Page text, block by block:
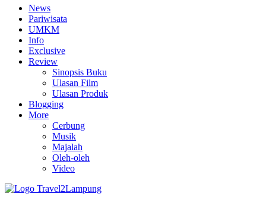
News
Pariwisata
UMKM
Info
Exclusive
Review
Sinopsis Buku
Ulasan Film
Ulasan Produk
Blogging
More
Cerbung
Musik
Majalah
Oleh-oleh
Video